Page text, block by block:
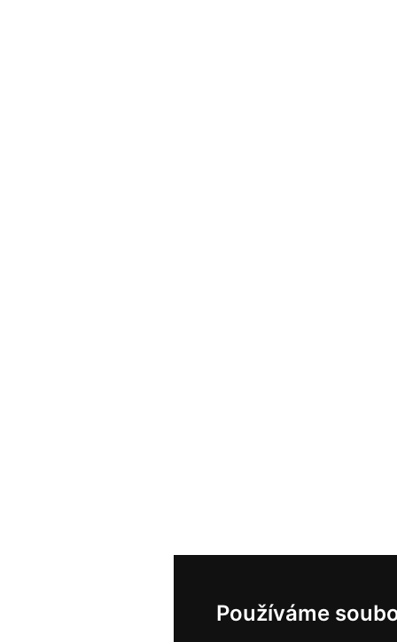
Používáme